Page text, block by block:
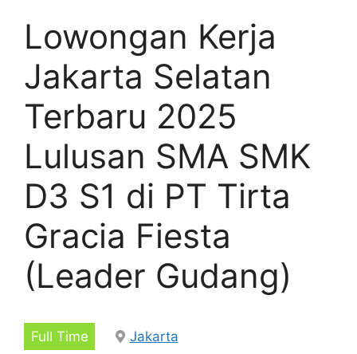
Lowongan Kerja
Jakarta Selatan
Terbaru 2025
Lulusan SMA SMK
D3 S1 di PT Tirta
Gracia Fiesta
(Leader Gudang)
Full Time
Jakarta